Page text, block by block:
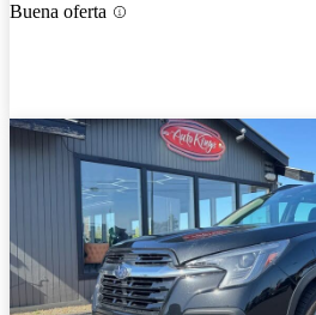
Buena oferta